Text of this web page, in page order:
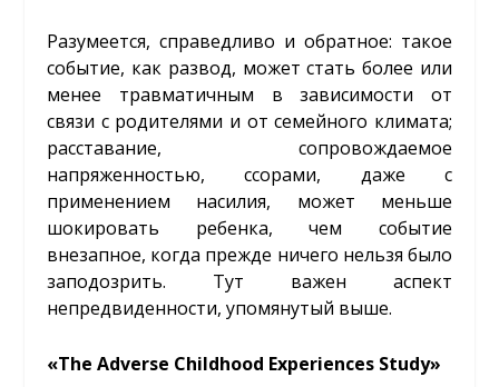
Разумеется, справедливо и обратное: такое
событие, как развод, может стать более или
менее травматичным в зависимости от
связи с родителями и от семейного климата;
расставание, сопровождаемое
напряженностью, ссорами, даже с
применением насилия, может меньше
шокировать ребенка, чем событие
внезапное, когда прежде ничего нельзя было
заподозрить. Тут важен аспект
непредвиденности, упомянутый выше.
«The Adverse Childhood Experiences Study»